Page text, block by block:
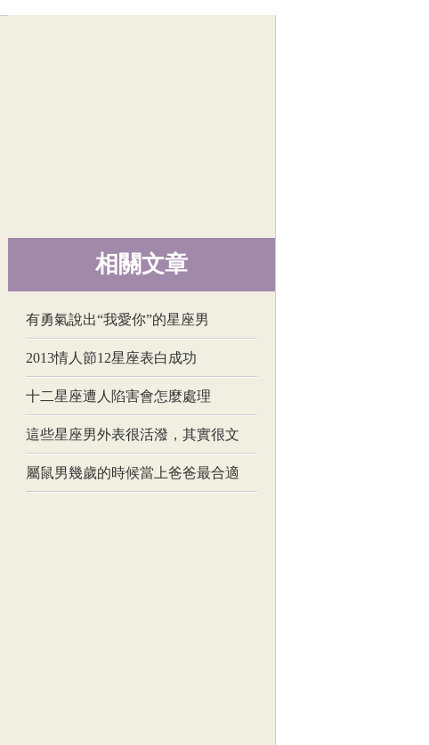
相關文章
有勇氣說出“我愛你”的星座男
2013情人節12星座表白成功
十二星座遭人陷害會怎麼處理
這些星座男外表很活潑，其實很文
屬鼠男幾歲的時候當上爸爸最合適